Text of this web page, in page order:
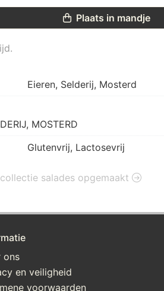
Plaats in mandje
Eieren, Selderij, Mosterd
MOSTERD
Glutenvrij, Lactosevrij
salades opgemaakt
ons
en veiligheid
voorwaarden